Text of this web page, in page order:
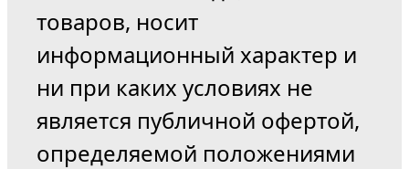
товаров, носит
информационный характер и
ни при каких условиях не
является публичной офертой,
определяемой положениями